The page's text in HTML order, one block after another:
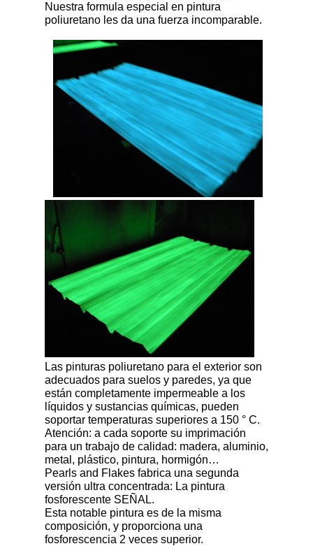
Nuestra formula especial en pintura
poliuretano les da una fuerza incomparable.
Las pinturas poliuretano para el exterior son
adecuados para suelos y paredes, ya que
están completamente impermeable a los
líquidos y sustancias químicas, pueden
soportar temperaturas superiores a 150 ° C.
Atención: a cada soporte su imprimación
para un trabajo de calidad: madera, aluminio,
metal, plástico, pintura, hormigón…
Pearls and Flakes fabrica una segunda
versión ultra concentrada: La pintura
fosforescente SEÑAL.
Esta notable pintura es de la misma
composición, y proporciona una
fosforescencia 2 veces superior.